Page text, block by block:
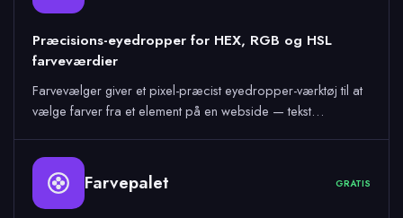
Præcisions-eyedropper for HEX, RGB og HSL
farveværdier
Farvevælger giver et pixel-præcist eyedropper-værktøj til at
vælge farver fra et element på en webside — tekst…
Farvepalet GRATIS